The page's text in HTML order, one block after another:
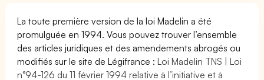
La toute première version de la loi Madelin a été
promulguée en 1994. Vous pouvez trouver l’ensemble
des articles juridiques et des amendements abrogés ou
modifiés sur le site de Légifrance :Loi Madelin TNS | Loi
n°94-126 du 11 février 1994 relative à l’initiative et à